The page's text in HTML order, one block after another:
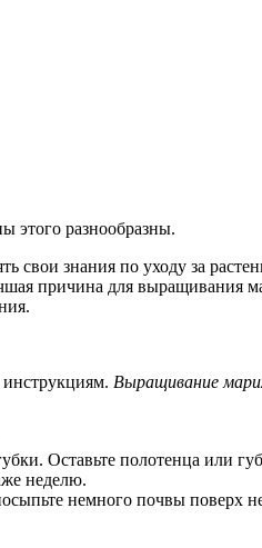
этого разнообразны.
свои знания по уходу за
причина для выращивания
Выращивание
Оставьте полотенца или
неделю.
немного почвы поверх